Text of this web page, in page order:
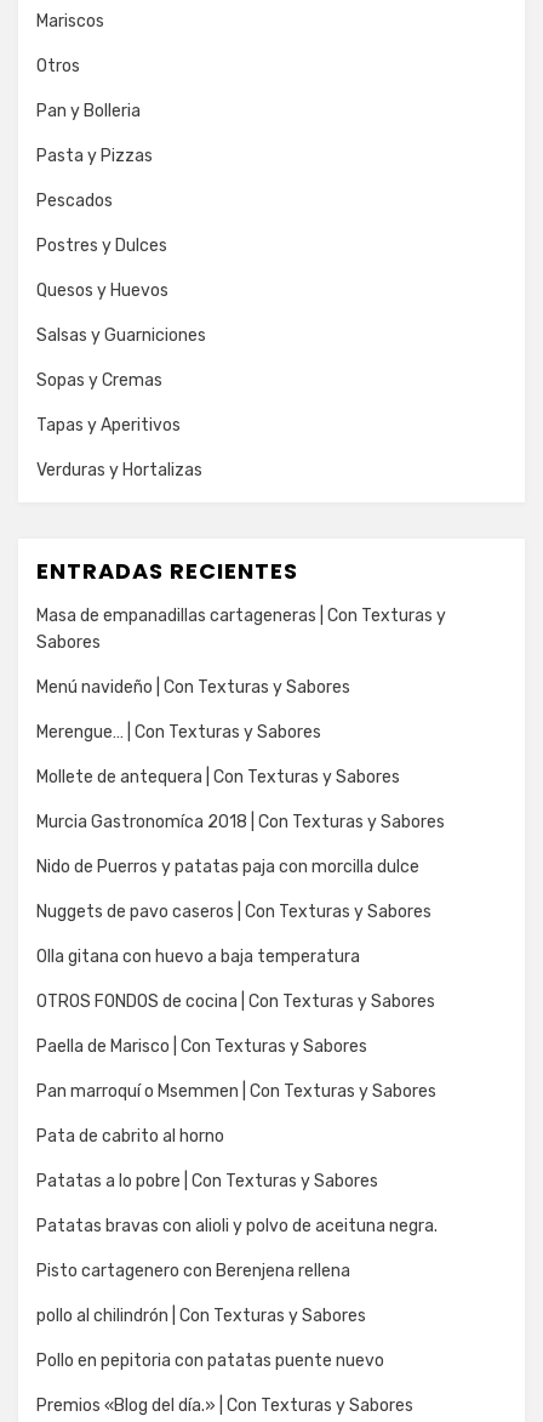
Mariscos
Otros
Pan y Bolleria
Pasta y Pizzas
Pescados
Postres y Dulces
Quesos y Huevos
Salsas y Guarniciones
Sopas y Cremas
Tapas y Aperitivos
Verduras y Hortalizas
ENTRADAS RECIENTES
Masa de empanadillas cartageneras | Con Texturas y
Sabores
Menú navideño | Con Texturas y Sabores
Merengue… | Con Texturas y Sabores
Mollete de antequera | Con Texturas y Sabores
Murcia Gastronomíca 2018 | Con Texturas y Sabores
Nido de Puerros y patatas paja con morcilla dulce
Nuggets de pavo caseros | Con Texturas y Sabores
Olla gitana con huevo a baja temperatura
OTROS FONDOS de cocina | Con Texturas y Sabores
Paella de Marisco | Con Texturas y Sabores
Pan marroquí o Msemmen | Con Texturas y Sabores
Pata de cabrito al horno
Patatas a lo pobre | Con Texturas y Sabores
Patatas bravas con alioli y polvo de aceituna negra.
Pisto cartagenero con Berenjena rellena
pollo al chilindrón | Con Texturas y Sabores
Pollo en pepitoria con patatas puente nuevo
Premios «Blog del día.» | Con Texturas y Sabores